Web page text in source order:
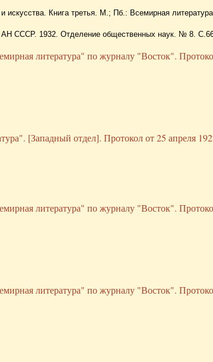
Книга третья. М.; Пб.: Всемирная
СССР. 1932. Отделение общественных наук. № 8.
литература" по журналу "Восток".
[Западный отдел]. Протокол от 25 апреля
литература" по журналу "Восток".
литература" по журналу "Восток".